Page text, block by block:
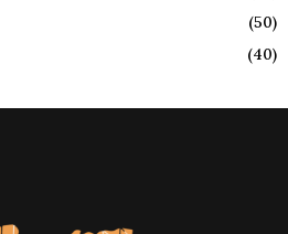
(50)
(40)